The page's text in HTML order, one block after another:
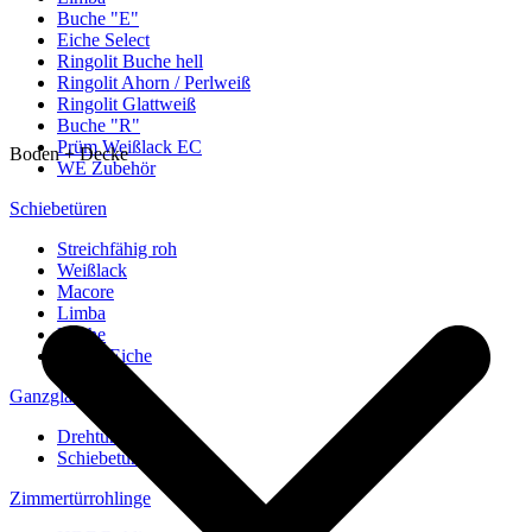
Buche "E"
Eiche Select
Ringolit Buche hell
Ringolit Ahorn / Perlweiß
Ringolit Glattweiß
Buche "R"
Prüm Weißlack EC
WE Zubehör
Schiebetüren
Streichfähig roh
Weißlack
Macore
Limba
Buche
europ. Eiche
Ganzglastüren
Drehtüren
Schiebetüren
Zimmertürrohlinge
Boden + Decke